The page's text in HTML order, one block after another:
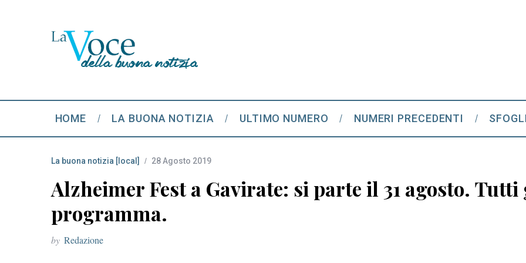
HOME LA BUONA NOTIZIA ULTIMO NUMERO NUMERI PRECEDENTI
La buona notizia [local] 28 Agosto 2019
Alzheimer Fest a Gavirate: si parte il 31 agosto.
programma.
by Redazione